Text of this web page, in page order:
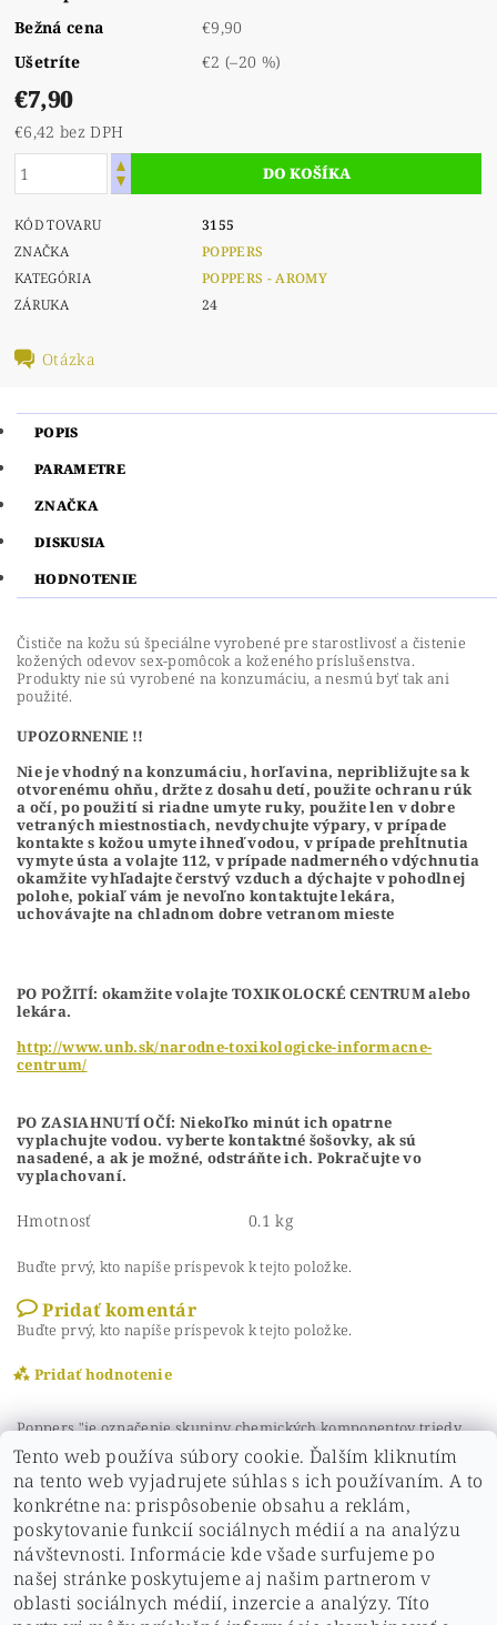
Bežná cena
€9,90
Ušetríte
€2(–20 %)
€7,90
€6,42 bez DPH
KÓD TOVARU
3155
ZNAČKA
POPPERS
KATEGÓRIA
POPPERS - AROMY
ZÁRUKA
24
Otázka
POPIS
PARAMETRE
ZNAČKA
DISKUSIA
HODNOTENIE
Čističe na kožu sú špeciálne vyrobené pre starostlivosť a čistenie
kožených odevov sex-pomôcok a koženého príslušenstva.
Produkty nie sú vyrobené na konzumáciu, a nesmú byť tak ani
použité.
UPOZORNENIE !!
Nie je vhodný na konzumáciu, horľavina, nepribližujte sa k
otvorenému ohňu, držte z dosahu detí, použite ochranu rúk
a očí, po použití si riadne umyte ruky, použite len v dobre
vetraných miestnostiach, nevdychujte výpary, v prípade
kontakte s kožou umyte ihneď vodou, v prípade prehĺtnutia
vymyte ústa a volajte 112, v prípade nadmerného vdýchnutia
okamžite vyhľadajte čerstvý vzduch a dýchajte v pohodlnej
polohe, pokiaľ vám je nevoľno kontaktujte lekára,
uchovávajte na chladnom dobre vetranom mieste
PO POŽITÍ: okamžite volajte TOXIKOLOCKÉ CENTRUM alebo
lekára.
http://www.unb.sk/narodne-toxikologicke-informacne-
centrum/
PO ZASIAHNUTÍ OČÍ: Niekoľko minút ich opatrne
vyplachujte vodou. vyberte kontaktné šošovky, ak sú
nasadené, a ak je možné, odstráňte ich. Pokračujte vo
vyplachovaní.
Hmotnosť 0.1 kg
Buďte prvý, kto napíše príspevok k tejto položke.
Pridať komentár
Buďte prvý, kto napíše príspevok k tejto položke.
Pridať hodnotenie
Poppers "je označenie skupiny chemických komponentov triedy
alkynitritu,
obsahujúce komponenty ako sú amyl-, butyl-, cyklohexyl a
izobutyl nitrit a niekoľko iných ďalších dusičnanov. Vo všetkých
prípadoch sa jedná o bezfarebnú alebo slabo nažltlú kvapalinu, s
rôzne prenikavým éterickým zápachom.
Tento web používa súbory cookie. Ďalším kliknutím
na tento web vyjadrujete súhlas s ich používaním. A to
konkrétne na: prispôsobenie obsahu a reklám,
poskytovanie funkcií sociálnych médií a na analýzu
návštevnosti. Informácie kde všade surfujeme po
našej stránke poskytujeme aj našim partnerom v
oblasti sociálnych médií, inzercie a analýzy. Títo